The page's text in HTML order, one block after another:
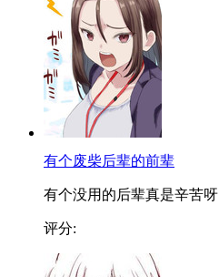
有个废柴后辈的前辈
有个没用的后辈真是辛苦呀
评分: